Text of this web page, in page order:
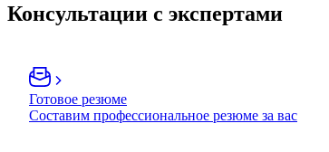
Консультации с экспертами
Готовое резюме
Составим профессиональное резюме за вас